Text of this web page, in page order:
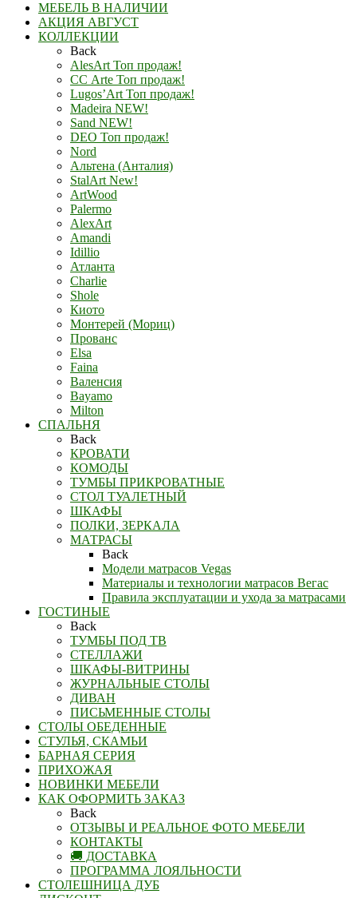
МЕБЕЛЬ В НАЛИЧИИ
АКЦИЯ АВГУСТ
КОЛЛЕКЦИИ
Back
AlesArt Топ продаж!
СС Arte Топ продаж!
Lugos’Art Топ продаж!
Madeira NEW!
Sand NEW!
DEO Топ продаж!
Nord
Альтена (Анталия)
StalArt New!
ArtWood
Palermo
AlexArt
Amandi
Idillio
Атланта
Charlie
Shole
Киото
Монтерей (Мориц)
Прованс
Elsa
Faina
Валенсия
Bayamo
Milton
СПАЛЬНЯ
Back
КРОВАТИ
КОМОДЫ
ТУМБЫ ПРИКРОВАТНЫЕ
СТОЛ ТУАЛЕТНЫЙ
ШКАФЫ
ПОЛКИ, ЗЕРКАЛА
МАТРАСЫ
Back
Модели матрасов Vegas
Материалы и технологии матрасов Вегас
Правила эксплуатации и ухода за матрасами
ГОСТИНЫЕ
Back
ТУМБЫ ПОД ТВ
СТЕЛЛАЖИ
ШКАФЫ-ВИТРИНЫ
ЖУРНАЛЬНЫЕ СТОЛЫ
ДИВАН
ПИСЬМЕННЫЕ СТОЛЫ
СТОЛЫ ОБЕДЕННЫЕ
СТУЛЬЯ, СКАМЬИ
БАРНАЯ СЕРИЯ
ПРИХОЖАЯ
НОВИНКИ МЕБЕЛИ
КАК ОФОРМИТЬ ЗАКАЗ
Back
ОТЗЫВЫ И РЕАЛЬНОЕ ФОТО МЕБЕЛИ
КОНТАКТЫ
🚚 ДОСТАВКА
ПРОГРАММА ЛОЯЛЬНОСТИ
СТОЛЕШНИЦА ДУБ